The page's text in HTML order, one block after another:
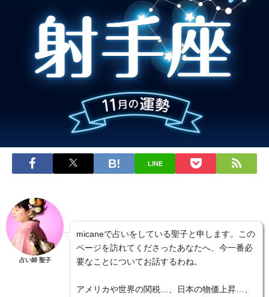
LINE
占い師 聖子
micaneで占いをしている聖子と申します。この
ページを訪れてくださったあなたへ、今一番必
要なことについてお話するわね。
アメリカや世界の関税…、日本の物価上昇…、